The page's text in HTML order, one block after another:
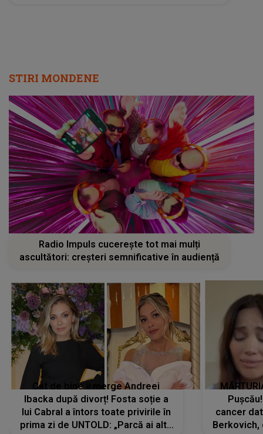
STIRI MONDENE
Radio Impuls cucerește tot mai mulți
ascultători: creșteri semnificative în audiență
Cât de bine îi merge Andreei
Ibacka după divorț! Fosta soție a
lui Cabral a întors toate privirile în
prima zi de UNTOLD: „Parcă ai altă
cancer
Berkovich,